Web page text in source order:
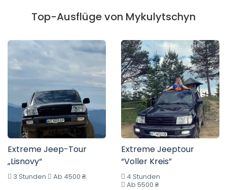
Top-Ausflüge von Mykulytschyn
Extreme Jeep-Tour
„Lisnovy“
3 Stunden Ab 4500 ₴.
Extreme Jeeptour
“Voller Kreis”
4 Stunden
Ab 5500 ₴